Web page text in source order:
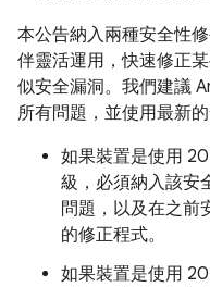
本公告納入兩種安全性
伴靈活運用，快速修正
似安全漏洞。我們建議
所有問題，並使用最新
如果裝置是使用
級，必須納入該安
問題，以及在之前
的修正程式。
如果裝置是使用